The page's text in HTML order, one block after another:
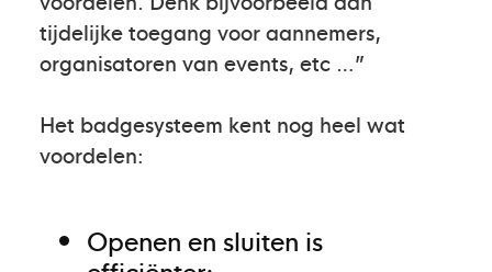
tijdelijke toegang voor aannemers,
organisatoren van events, etc …”
Het badgesysteem kent nog heel wat
voordelen:
Openen en sluiten is